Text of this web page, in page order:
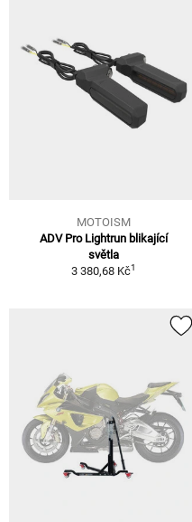
MOTOISM
ADV Pro Lightrun blikající
světla
3 380,68 Kč1